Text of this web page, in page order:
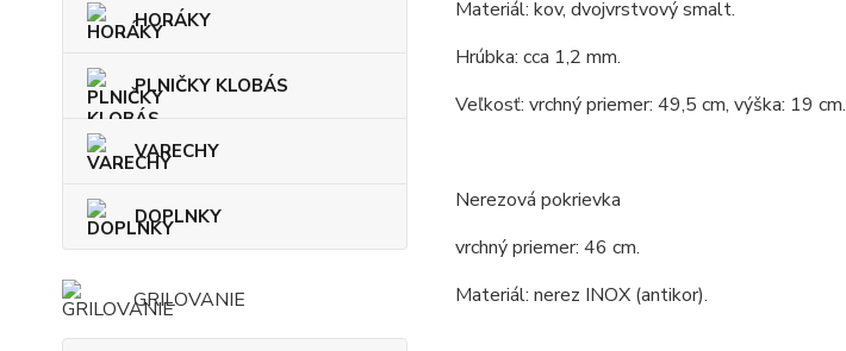
HORÁKY
PLNIČKY KLOBÁS
VARECHY
DOPLNKY
GRILOVANIE
Materiál: kov, dvojvrstvový smalt.
Hrúbka: cca 1,2 mm.
Veľkosť: vrchný priemer: 49,5 cm, výška: 19 cm.
Nerezová pokrievka
vrchný priemer: 46 cm.
Materiál: nerez INOX (antikor).